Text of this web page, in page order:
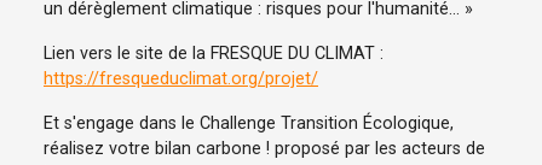
un dérèglement climatique : risques pour l'humanité… »
Lien vers le site de la FRESQUE DU CLIMAT :
https://fresqueduclimat.org/projet/
Et s'engage dans le Challenge Transition Écologique,
réalisez votre bilan carbone ! proposé par les acteurs de